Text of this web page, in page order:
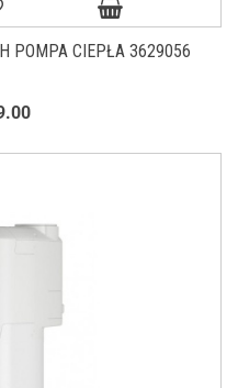
POMPA CIEPŁA 3629056